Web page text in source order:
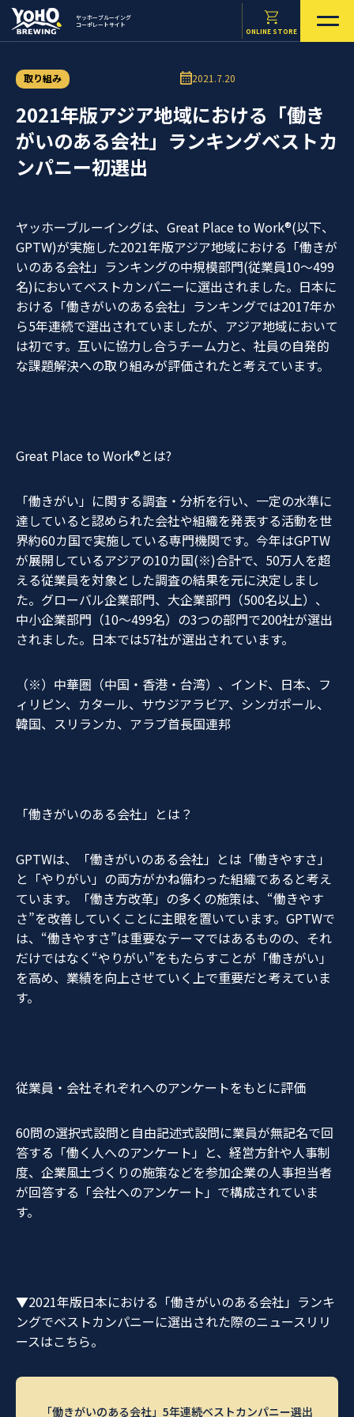
ヤッホーブルーイング
コーポレートサイト
ONLINE STORE
取り組み 2021.7.20
2021年版アジア地域における「働き
がいのある会社」ランキングベストカ
ンパニー初選出
ヤッホーブルーイングは、Great Place to Work®(以下、
GPTW)が実施した2021年版アジア地域における「働きが
いのある会社」ランキングの中規模部門(従業員10～499
名)においてベストカンパニーに選出されました。日本に
おける「働きがいのある会社」ランキングでは2017年か
ら5年連続で選出されていましたが、アジア地域において
は初です。互いに協力し合うチーム力と、社員の自発的
な課題解決への取り組みが評価されたと考えています。
Great Place to Work®とは?
「働きがい」に関する調査・分析を行い、一定の水準に
達していると認められた会社や組織を発表する活動を世
界約60カ国で実施している専門機関です。今年はGPTW
が展開しているアジアの10カ国(※)合計で、50万人を超
える従業員を対象とした調査の結果を元に決定しまし
た。グローバル企業部門、大企業部門（500名以上）、
中小企業部門（10～499名）の3つの部門で200社が選出
されました。日本では57社が選出されています。
（※）中華圏（中国・香港・台湾）、インド、日本、フ
ィリピン、カタール、サウジアラビア、シンガポール、
韓国、スリランカ、アラブ首長国連邦
「働きがいのある会社」とは？
GPTWは、「働きがいのある会社」とは「働きやすさ」
と「やりがい」の両方がかね備わった組織であると考え
ています。「働き方改革」の多くの施策は、“働きやす
さ”を改善していくことに主眼を置いています。GPTWで
は、“働きやすさ”は重要なテーマではあるものの、それ
だけではなく“やりがい”をもたらすことが「働きがい」
を高め、業績を向上させていく上で重要だと考えていま
す。
従業員・会社それぞれへのアンケートをもとに評価
60問の選択式設問と自由記述式設問に業員が無記名で回
答する「働く人へのアンケート」と、経営方針や人事制
度、企業風土づくりの施策などを参加企業の人事担当者
が回答する「会社へのアンケート」で構成されていま
す。
▼2021年版日本における「働きがいのある会社」ランキ
ングでベストカンパニーに選出された際のニュースリリ
ースはこちら。
「働きがいのある会社」5年連続ベストカンパニー選出